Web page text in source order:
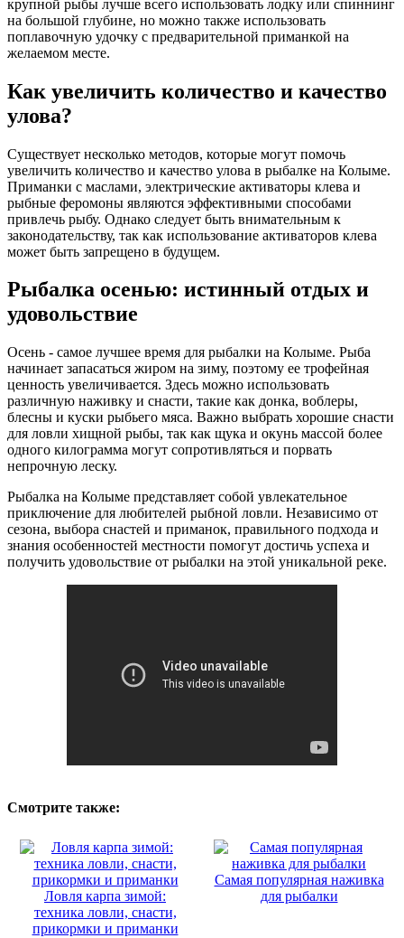
крупной рыбы лучше всего использовать лодку или спиннинг
на большой глубине, но можно также использовать
поплавочную удочку с предварительной приманкой на
желаемом месте.
Как увеличить количество и качество
улова?
Существует несколько методов, которые могут помочь
увеличить количество и качество улова в рыбалке на Колыме.
Приманки с маслами, электрические активаторы клева и
рыбные феромоны являются эффективными способами
привлечь рыбу. Однако следует быть внимательным к
законодательству, так как использование активаторов клева
может быть запрещено в будущем.
Рыбалка осенью: истинный отдых и
удовольствие
Осень - самое лучшее время для рыбалки на Колыме. Рыба
начинает запасаться жиром на зиму, поэтому ее трофейная
ценность увеличивается. Здесь можно использовать
различную наживку и снасти, такие как донка, воблеры,
блесны и куски рыбьего мяса. Важно выбрать хорошие снасти
для ловли хищной рыбы, так как щука и окунь массой более
одного килограмма могут сопротивляться и порвать
непрочную леску.
Рыбалка на Колыме представляет собой увлекательное
приключение для любителей рыбной ловли. Независимо от
сезона, выбора снастей и приманок, правильного подхода и
знания особенностей местности помогут достичь успеха и
получить удовольствие от рыбалки на этой уникальной реке.
Смотрите также:
Ловля карпа зимой:
техника ловли, снасти,
прикормки и приманки
Самая популярная наживка
для рыбалки